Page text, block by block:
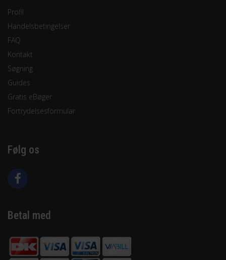
Profil
Handelsbetingelser
FAQ
Kontakt
Søgning
Guides
Gratis eBøger
Fortrydelsesformular
Følg os
Betal med